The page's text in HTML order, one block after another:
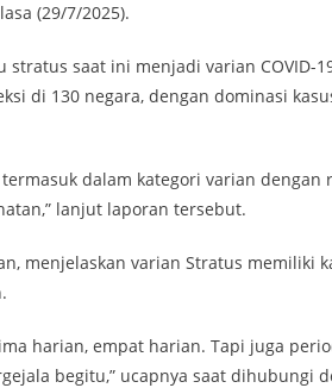
(29/7/2025).
stratus saat ini menjadi varian COVID-
di 130 negara, dengan dominasi
dalam kategori varian
lanjut laporan tersebut.
menjelaskan varian Stratus memiliki
harian, empat harian. Tapi juga
begitu,” ucapnya saat dihubungi